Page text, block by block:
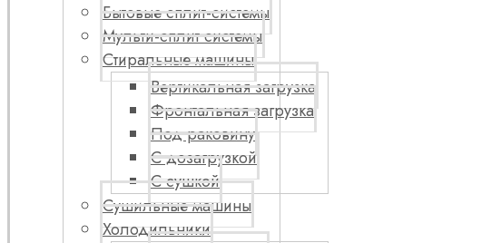
Бытовые сплит-системы
Мульти-сплит системы
Стиральные машины
Вертикальная загрузка
Фронтальная загрузка
Под раковину
С дозагрузкой
С сушкой
Сушильные машины
Холодильники